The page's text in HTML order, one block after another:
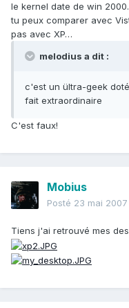
le kernel date de win 2000.
tu peux comparer avec
pas avec XP…
melodius a dit :
c'est un ültra-geek
fait extraordinaire
C'est faux!
Mobius
Posté 23 mai 2007
Tiens j'ai retrouvé mes